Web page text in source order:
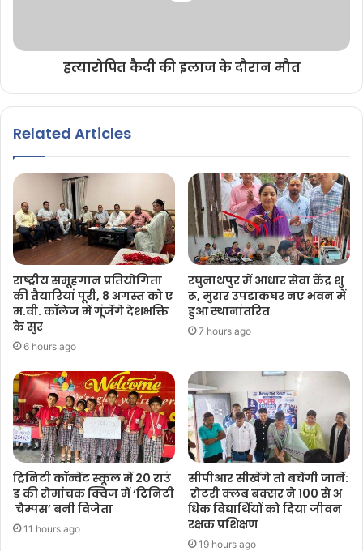
हत्यारोपित कैदी की इलाज के दौरान मौत
Related Articles
राष्ट्रीय समूहगान प्रतियोगिता
की तैयारियां पूरी, 8 अगस्त को ए
म.वी. कॉलेज में गूंजेंगे देशभक्ति
के सुर
6 hours ago
रघुनाथपुर में आधार सेवा केंद्र शु
रू, मुरार उपडाकघर नए भवन में
हुआ स्थानांतरित
7 hours ago
ट्रिनिटी कॉन्वेंट स्कूल में 20 राउं
ड की रोमांचक क्विज में ‘ट्रिनिटी
चैम्पस’ बनी विजेता
11 hours ago
सीपीआर सीखेंगे तो बचेंगी जानें:
रोटरी क्लब बक्सर ने 100 से अ
धिक विद्यार्थियों को दिया जीवन
रक्षक प्रशिक्षण
19 hours ago